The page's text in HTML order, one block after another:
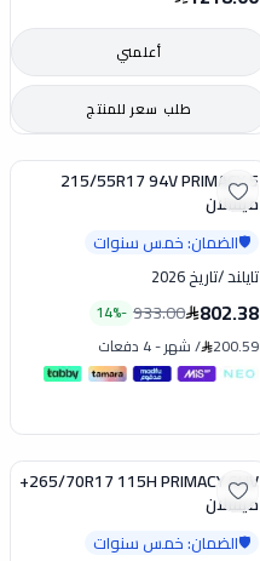
أعلمني
طلب سعر للمنتج
تخفيض215/55R17 94V PRIMACY 5
ميشلان
🛡️الضمان: خمس سنوات
تايلند/تاريخ 2026
802.38
933.00
-
14%
200.59
/شهر-4 دفعات
تخفيض265/70R17 115H PRIMACY SUV+
ميشلان
🛡️الضمان: خمس سنوات